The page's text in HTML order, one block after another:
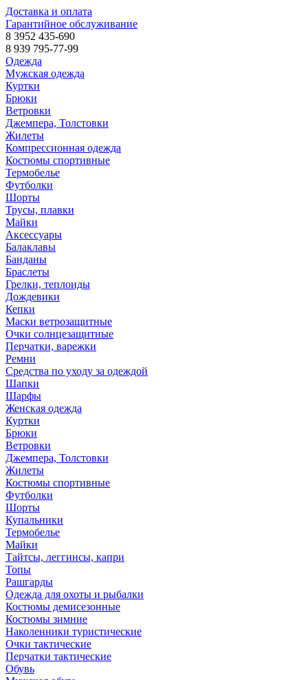
Доставка и оплата
Гарантийное обслуживание
8 3952 435-690
8 939 795-77-99
Одежда
Мужская одежда
Куртки
Брюки
Ветровки
Джемпера, Толстовки
Жилеты
Компрессионная одежда
Костюмы спортивные
Термобелье
Футболки
Шорты
Трусы, плавки
Майки
Аксессуары
Балаклавы
Банданы
Браслеты
Грелки, теплоиды
Дождевики
Кепки
Маски ветрозащитные
Очки солнцезащитные
Перчатки, варежки
Ремни
Средства по уходу за одеждой
Шапки
Шарфы
Женская одежда
Куртки
Брюки
Ветровки
Джемпера, Толстовки
Жилеты
Костюмы спортивные
Футболки
Шорты
Купальники
Термобелье
Майки
Тайтсы, леггинсы, капри
Топы
Рашгарды
Одежда для охоты и рыбалки
Костюмы демисезонные
Костюмы зимние
Наколенники туристические
Очки тактические
Перчатки тактические
Обувь